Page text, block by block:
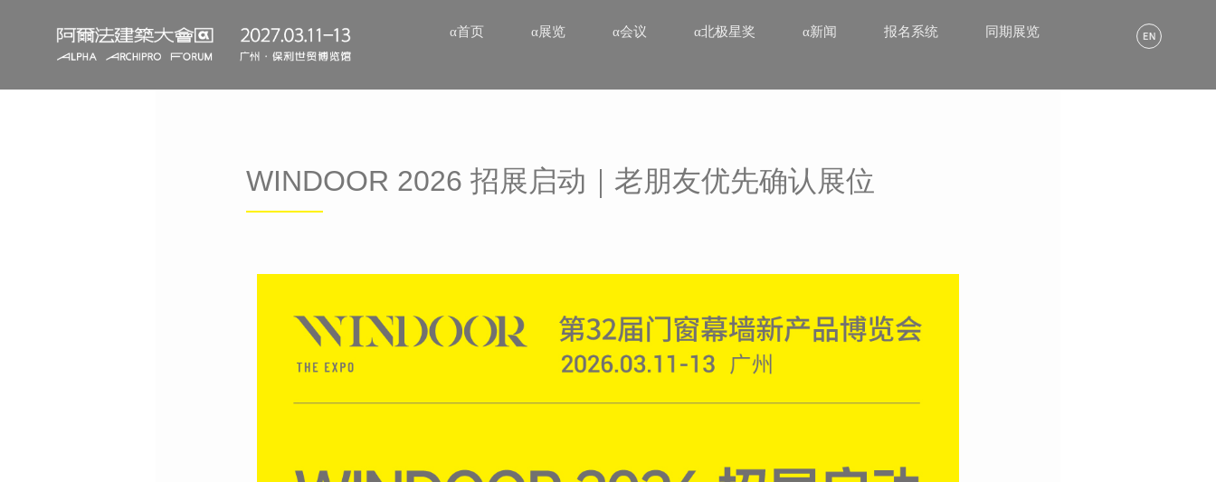
α首页 α展览 α会议 α北极星奖 α新闻 报名系统 同期展览
WINDOOR 2026 招展启动｜老朋友优先确认展位